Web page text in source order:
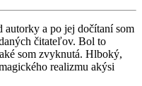
autorky a po jej dočítaní som
čitateľov. Bol to
som zvyknutá. Hlboký,
realizmu akýsi